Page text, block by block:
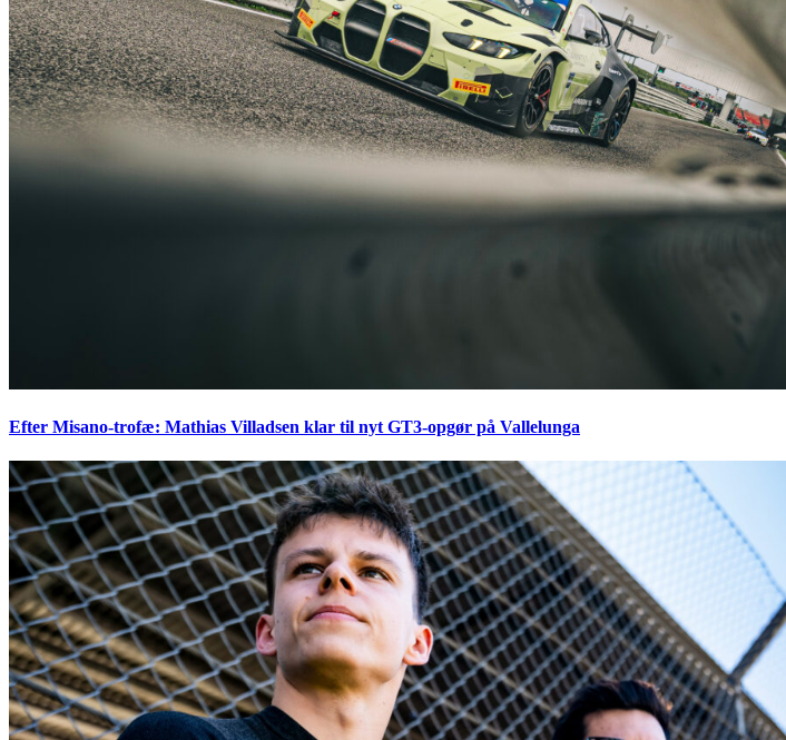
Efter Misano-trofæ: Mathias Villadsen klar til nyt GT3-opgør på Vallelunga